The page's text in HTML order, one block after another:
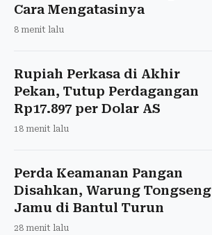
Cara Mengatasinya
8 menit lalu
Rupiah Perkasa di Akhir
Pekan, Tutup Perdagangan
Rp17.897 per Dolar AS
18 menit lalu
Perda Keamanan Pangan
Disahkan, Warung Tongseng
Jamu di Bantul Turun
28 menit lalu